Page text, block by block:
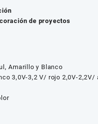
de proyectos
Amarillo y Blanco
3,0V-3,2 V/ rojo 2,0V-2,2V/